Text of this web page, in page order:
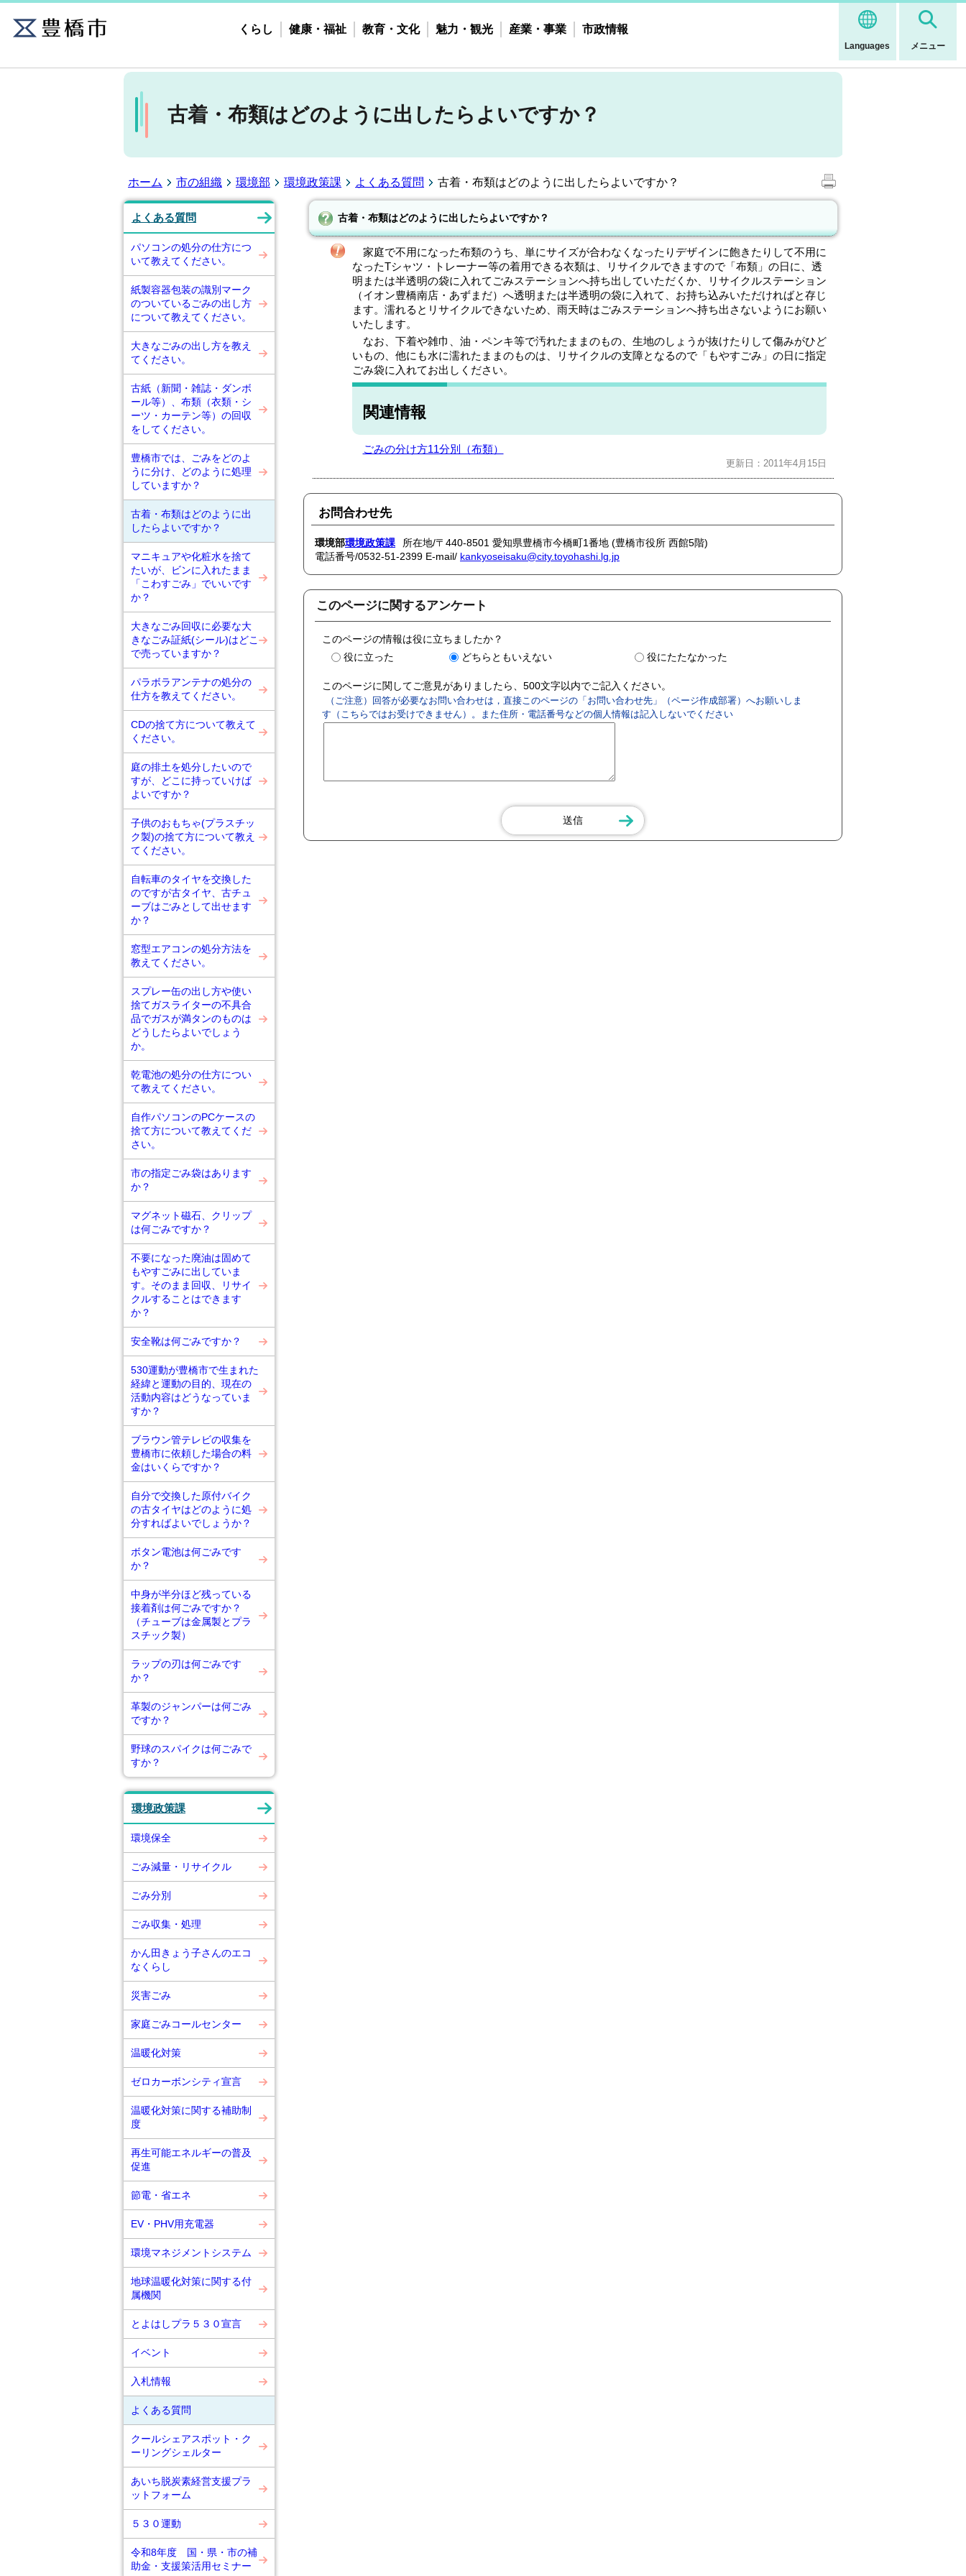
Languages メニュー
くらし 健康・福祉 教育・文化 魅力・観光 産業・事業 市政情報
古着・布類はどのように出したらよいですか？
ホーム 市の組織 環境部 環境政策課 よくある質問 古着・布類はどのように出したらよいですか？
よくある質問
パソコンの処分の仕方につ
いて教えてください。
紙製容器包装の識別マーク
のついているごみの出し方
について教えてください。
大きなごみの出し方を教え
てください。
古紙（新聞・雑誌・ダンボ
ール等）、布類（衣類・シ
ーツ・カーテン等）の回収
をしてください。
豊橋市では、ごみをどのよ
うに分け、どのように処理
していますか？
古着・布類はどのように出
したらよいですか？
マニキュアや化粧水を捨て
たいが、ビンに入れたまま
「こわすごみ」でいいです
か？
大きなごみ回収に必要な大
きなごみ証紙(シール)はどこ
で売っていますか？
パラボラアンテナの処分の
仕方を教えてください。
CDの捨て方について教えて
ください。
庭の排土を処分したいので
すが、どこに持っていけば
よいですか？
子供のおもちゃ(プラスチッ
ク製)の捨て方について教え
てください。
自転車のタイヤを交換した
のですが古タイヤ、古チュ
ーブはごみとして出せます
か？
窓型エアコンの処分方法を
教えてください。
スプレー缶の出し方や使い
捨てガスライターの不具合
品でガスが満タンのものは
どうしたらよいでしょう
か。
乾電池の処分の仕方につい
て教えてください。
自作パソコンのPCケースの
捨て方について教えてくだ
さい。
市の指定ごみ袋はあります
か？
マグネット磁石、クリップ
は何ごみですか？
不要になった廃油は固めて
もやすごみに出していま
す。そのまま回収、リサイ
クルすることはできます
か？
安全靴は何ごみですか？
530運動が豊橋市で生まれた
経緯と運動の目的、現在の
活動内容はどうなっていま
すか？
ブラウン管テレビの収集を
豊橋市に依頼した場合の料
金はいくらですか？
自分で交換した原付バイク
の古タイヤはどのように処
分すればよいでしょうか？
ボタン電池は何ごみです
か？
中身が半分ほど残っている
接着剤は何ごみですか？
（チューブは金属製とプラ
スチック製）
ラップの刃は何ごみです
か？
革製のジャンパーは何ごみ
ですか？
野球のスパイクは何ごみで
すか？
環境政策課
環境保全
ごみ減量・リサイクル
ごみ分別
ごみ収集・処理
かん田きょう子さんのエコ
なくらし
災害ごみ
家庭ごみコールセンター
温暖化対策
ゼロカーボンシティ宣言
温暖化対策に関する補助制
度
再生可能エネルギーの普及
促進
節電・省エネ
EV・PHV用充電器
環境マネジメントシステム
地球温暖化対策に関する付
属機関
とよはしプラ５３０宣言
イベント
入札情報
よくある質問
クールシェアスポット・ク
ーリングシェルター
あいち脱炭素経営支援プラ
ットフォーム
５３０運動
令和8年度 国・県・市の補
助金・支援策活用セミナー
古着・布類はどのように出したらよいですか？
家庭で不用になった布類のうち、単にサイズが合わなくなったりデザインに飽きたりして不用に
なったTシャツ・トレーナー等の着用できる衣類は、リサイクルできますので「布類」の日に、透
明または半透明の袋に入れてごみステーションへ持ち出していただくか、リサイクルステーション
（イオン豊橋南店・あずまだ）へ透明または半透明の袋に入れて、お持ち込みいただければと存じ
ます。濡れるとリサイクルできないため、雨天時はごみステーションへ持ち出さないようにお願い
いたします。
なお、下着や雑巾、油・ペンキ等で汚れたままのもの、生地のしょうが抜けたりして傷みがひど
いもの、他にも水に濡れたままのものは、リサイクルの支障となるので「もやすごみ」の日に指定
ごみ袋に入れてお出しください。
関連情報
ごみの分け方11分別（布類）
更新日：2011年4月15日
お問合わせ先
環境部環境政策課
所在地/〒440-8501 愛知県豊橋市今橋町1番地 (豊橋市役所 西館5階)
電話番号/0532-51-2399 E-mail/ kankyoseisaku@city.toyohashi.lg.jp
このページに関するアンケート
このページの情報は役に立ちましたか？
役に立った
どちらともいえない 役にたたなかった
このページに関してご意見がありましたら、500文字以内でご記入ください。
（ご注意）回答が必要なお問い合わせは，直接このページの「お問い合わせ先」（ページ作成部署）へお願いしま
す（こちらではお受けできません）。また住所・電話番号などの個人情報は記入しないでください